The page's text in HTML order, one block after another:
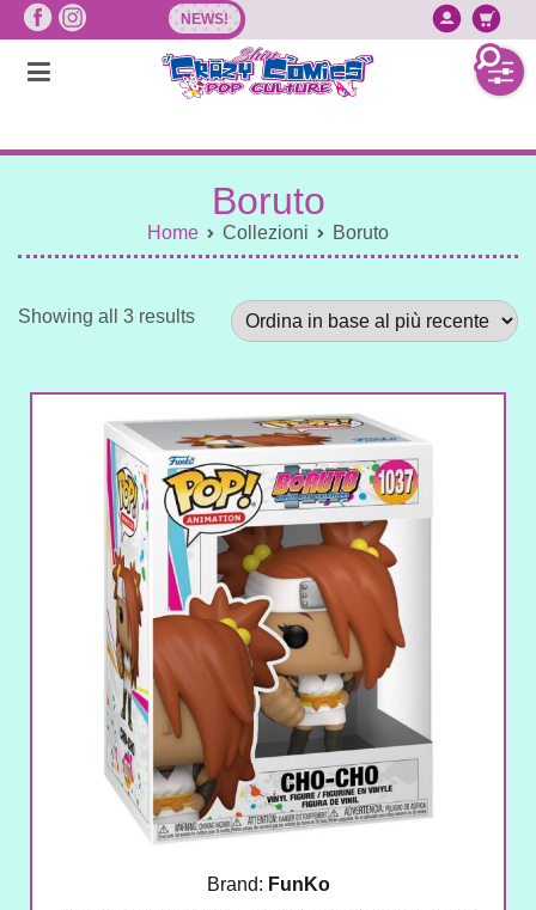
Vai
contenuto
NEWS!
Boruto
Home Collezioni Boruto
Showing all 3 resultsSorted
Brand: FunKo